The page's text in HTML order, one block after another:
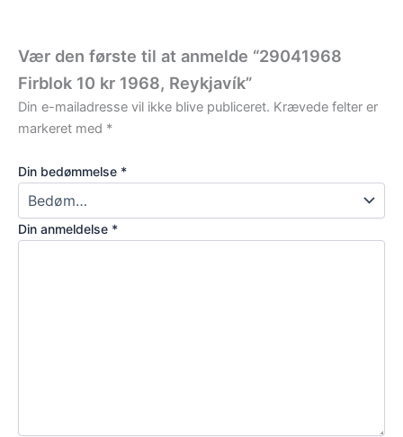
Vær den første til at anmelde “29041968
Firblok 10 kr 1968, Reykjavík”
Din e-mailadresse vil ikke blive publiceret. Krævede felter er
markeret med *
Din bedømmelse *
Din anmeldelse *